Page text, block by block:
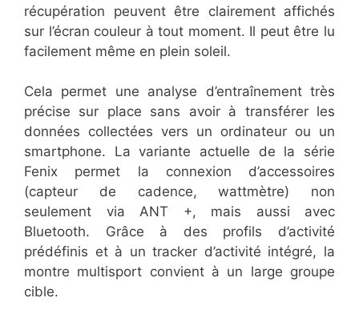
récupération peuvent être clairement affichés
sur l’écran couleur à tout moment. Il peut être lu
facilement même en plein soleil.
Cela permet une analyse d’entraînement très
précise sur place sans avoir à transférer les
données collectées vers un ordinateur ou un
smartphone. La variante actuelle de la série
Fenix permet la connexion d’accessoires
(capteur de cadence, wattmètre) non
seulement via ANT +, mais aussi avec
Bluetooth. Grâce à des profils d’activité
prédéfinis et à un tracker d’activité intégré, la
montre multisport convient à un large groupe
cible.